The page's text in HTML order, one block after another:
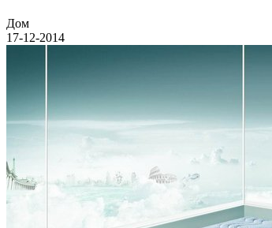
Дом
17-12-2014